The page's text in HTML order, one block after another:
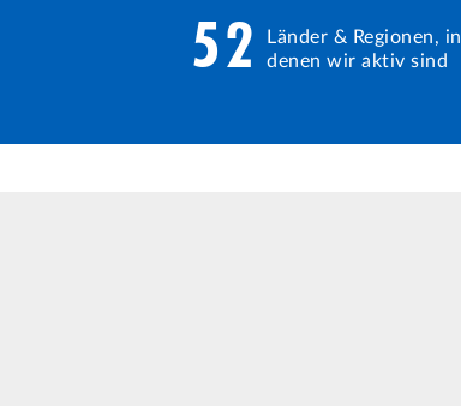
52
Länder & Regionen, in
denen wir aktiv sind